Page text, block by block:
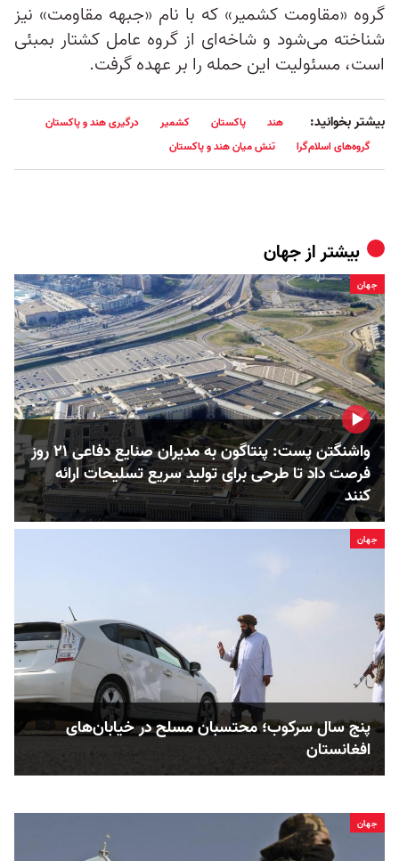
گروه «مقاومت کشمیر» که با نام «جبهه مقاومت» نیز
شناخته می‌شود و شاخه‌ای از گروه عامل کشتار بمبئی
است، مسئولیت این حمله را بر عهده گرفت.
بیشتر بخوانید: هند پاکستان کشمیر
درگیری هند و پاکستان
گروه‌های اسلام‌گرا
تنش میان هند و پاکستان
بیشتر ازجهان
جهان
واشنگتن پست: پنتاگون به مدیران صنایع دفاعی ۲۱ روز
فرصت داد تا طرحی برای تولید سریع تسلیحات ارائه
کنند
جهان
پنج سال سرکوب؛ محتسبان مسلح در خیابان‌های
افغانستان
جهان